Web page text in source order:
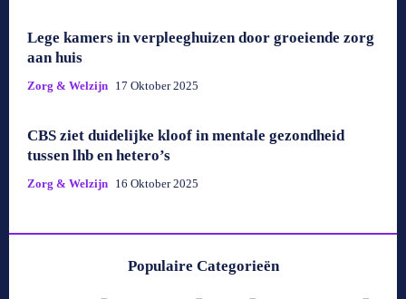
Lege kamers in verpleeghuizen door groeiende zorg
aan huis
Zorg & Welzijn 17 Oktober 2025
CBS ziet duidelijke kloof in mentale gezondheid
tussen lhb en hetero’s
Zorg & Welzijn 16 Oktober 2025
Populaire Categorieën